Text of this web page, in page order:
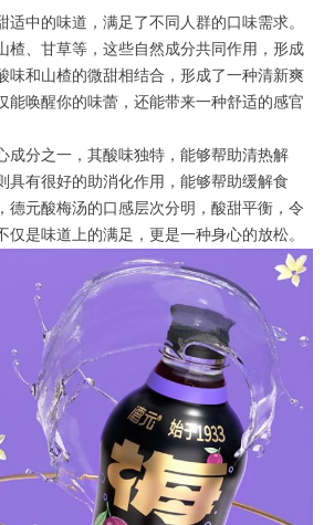
中的味道，满足了不同人群的口味需求。
楂、甘草等，这些自然成分共同作用，形成
味和山楂的微甜相结合，形成了一种清新爽
能唤醒你的味蕾，还能带来一种舒适的感官
分之一，其酸味独特，能够帮助清热解
具有很好的助消化作用，能够帮助缓解食
德元酸梅汤的口感层次分明，酸甜平衡，令
仅是味道上的满足，更是一种身心的放松。